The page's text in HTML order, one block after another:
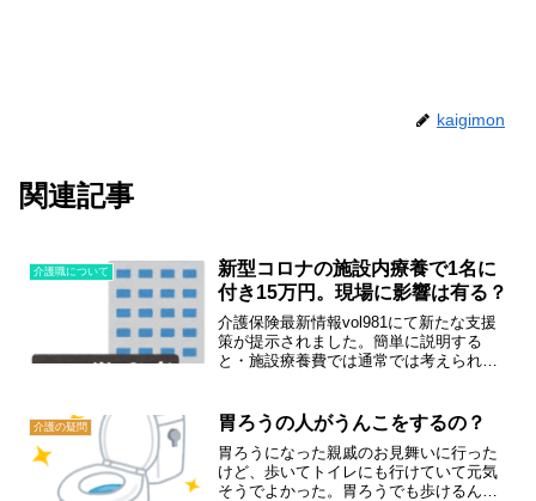
kaigimon
関連記事
介護職について
新型コロナの施設内療養で1名に
付き15万円。現場に影響は有る？
介護保険最新情報vol981にて新たな支援
策が提示されました。簡単に説明する
と・施設療養費では通常では考えられな
た場合は日割り）とのことです。現場に
どのような影響...
介護の疑問 胃ろうの人がうんこをするの？
胃ろうになった親戚のお見舞いに行った
けど、歩いてトイレにも行けていて元気
そうでよかった。胃ろうでも歩けるんだ